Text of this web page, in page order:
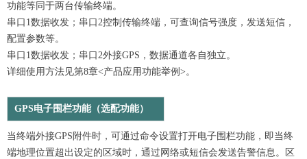
功能等同于两台传输终端。
串口1数据收发；串口2控制传输终端，可查询信号强度，发送短信，
配置参数等。
串口1数据收发；串口2外接GPS，数据通道各自独立。
详细使用方法见第8章<产品应用功能举例>。
GPS电子围栏功能（选配功能）
当终端外接GPS附件时，可通过命令设置打开电子围栏功能，即当终
端地理位置超出设定的区域时，通过网络或短信会发送告警信息。区